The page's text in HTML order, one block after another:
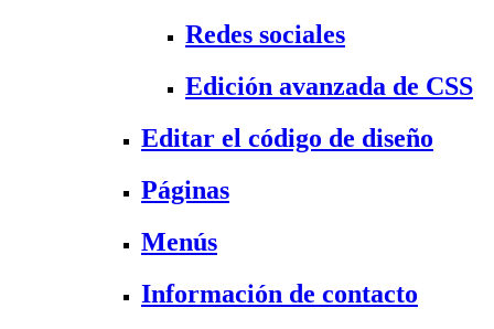
Redes sociales
Edición avanzada de CSS
Editar el código de diseño
Páginas
Menús
Información de contacto